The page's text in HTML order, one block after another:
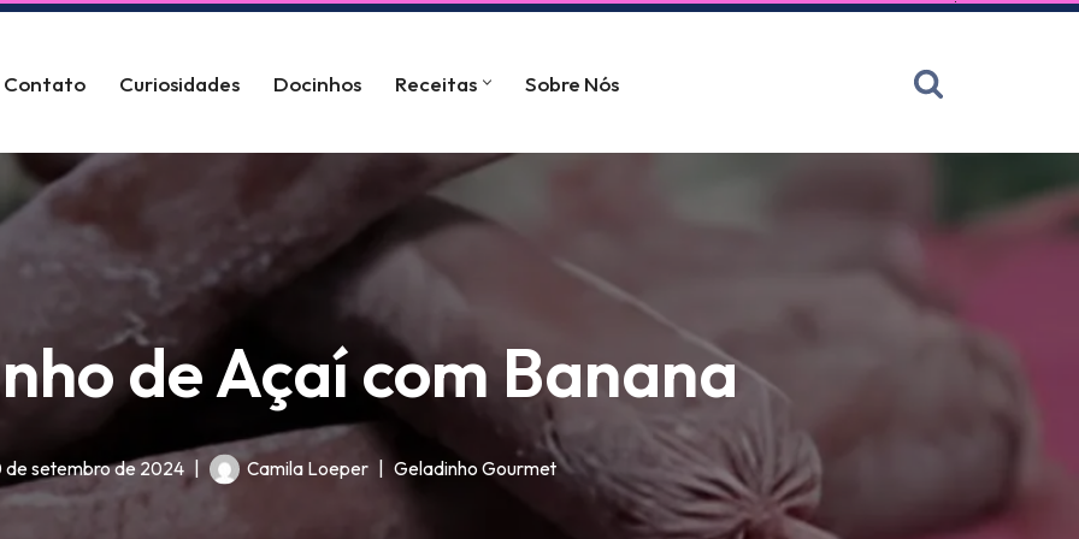
Contato Curiosidades Docinhos Receitas Sobre Nós
de Açaí com Banana
de setembro de 2024 Camila Loeper Geladinho Gourmet